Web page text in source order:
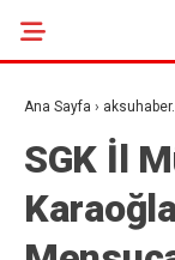
Ana Sayfa ›
SGK İl